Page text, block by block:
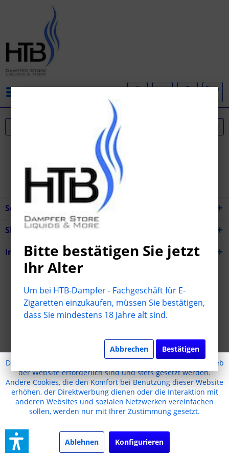
Service Hotline
Shop Service
Informationen
Cookie-Einstellungen Jugendschutz
Kontakt
Versand und Zahlungsbedingungen
Widerrufsrecht
Realisiert mit Shopware
Diese Website benutzt Cookies, die für den technischen Betrieb
der Website erforderlich sind und stets gesetzt werden.
Andere Cookies, die den Komfort bei Benutzung dieser Website
erhöhen, der Direktwerbung dienen oder die Interaktion mit
anderen Websites und sozialen Netzwerken vereinfachen
sollen, werden nur mit Ihrer Zustimmung gesetzt.
Ablehnen Konfigurieren
Bitte bestätigen Sie jetzt
Ihr Alter
Um bei HTB-Dampfer - Fachgeschäft für E-
Zigaretten einzukaufen, müssen Sie bestätigen,
dass Sie mindestens 18 Jahre alt sind.
Abbrechen Bestätigen